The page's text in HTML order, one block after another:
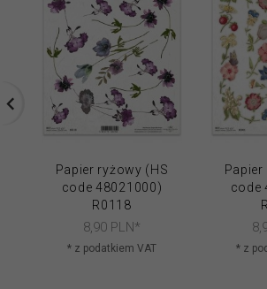
Papier ryżowy (HS
code 48021000)
R0118
8,90 PLN*
* z podatkiem VAT
code
8,
* z